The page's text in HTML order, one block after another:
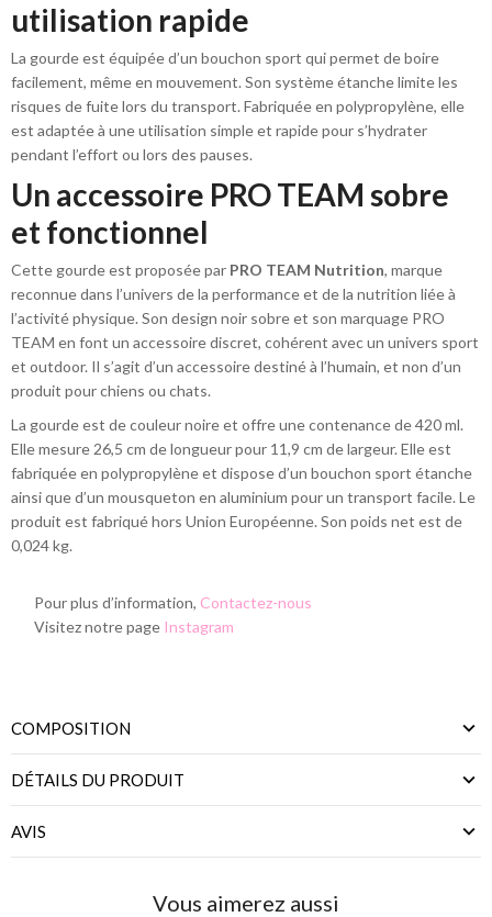
utilisation rapide
La gourde est équipée d’un bouchon sport qui permet de boire
facilement, même en mouvement. Son système étanche limite les
risques de fuite lors du transport. Fabriquée en polypropylène, elle
est adaptée à une utilisation simple et rapide pour s’hydrater
pendant l’effort ou lors des pauses.
Un accessoire PRO TEAM sobre
et fonctionnel
Cette gourde est proposée par PRO TEAM Nutrition, marque
reconnue dans l’univers de la performance et de la nutrition liée à
l’activité physique. Son design noir sobre et son marquage PRO
TEAM en font un accessoire discret, cohérent avec un univers sport
et outdoor. Il s’agit d’un accessoire destiné à l’humain, et non d’un
produit pour chiens ou chats.
La gourde est de couleur noire et offre une contenance de 420 ml.
Elle mesure 26,5 cm de longueur pour 11,9 cm de largeur. Elle est
fabriquée en polypropylène et dispose d’un bouchon sport étanche
ainsi que d’un mousqueton en aluminium pour un transport facile. Le
produit est fabriqué hors Union Européenne. Son poids net est de
0,024 kg.
Pour plus d’information, Contactez-nous
Visitez notre page Instagram
COMPOSITION
DÉTAILS DU PRODUIT
AVIS
Vous aimerez aussi